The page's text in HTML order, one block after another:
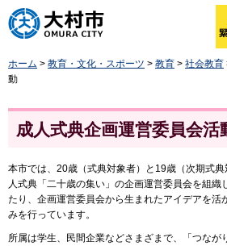
大村市
ホーム > 教育・文化・スポーツ > 教育 > 社会教育
動
成人式典企画運営委員会活
本市では、20歳（式典対象者）と19歳（次期式
人式典「二十歳の集い」の企画運営委員会を組織
たり、企画運営委員会から生まれたアイデアを活
みを行っています。
所属は学生、民間企業などさまざまで、「つなが